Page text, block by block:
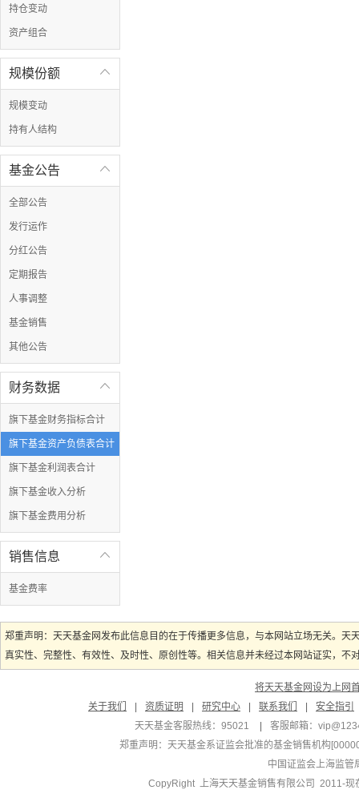
持仓变动
资产组合

规模份额
规模变动
持有人结构

基金公告
全部公告
发行运作
分红公告
定期报告
人事调整
基金销售
其他公告

财务数据
旗下基金财务指标合计
旗下基金资产负债表合计
旗下基金利润表合计
旗下基金收入分析
旗下基金费用分析

销售信息
基金费率
郑重声明：天天基金网发布此信息目的在于传播更多信息，与本网站立场无关。
真实性、完整性、有效性、及时性、原创性等。相关信息并未经过本网站证实，
将天天基金网设为上网
关于我们
资质证明 研究中心 联系我们
安全指引
天天基金客服热线：95021
客服邮箱：
郑重声明： 天天基金系证监会批准的基金销售机构
中国证监会上海监管
CopyRight 上海天天基金销售有限公司 2011-